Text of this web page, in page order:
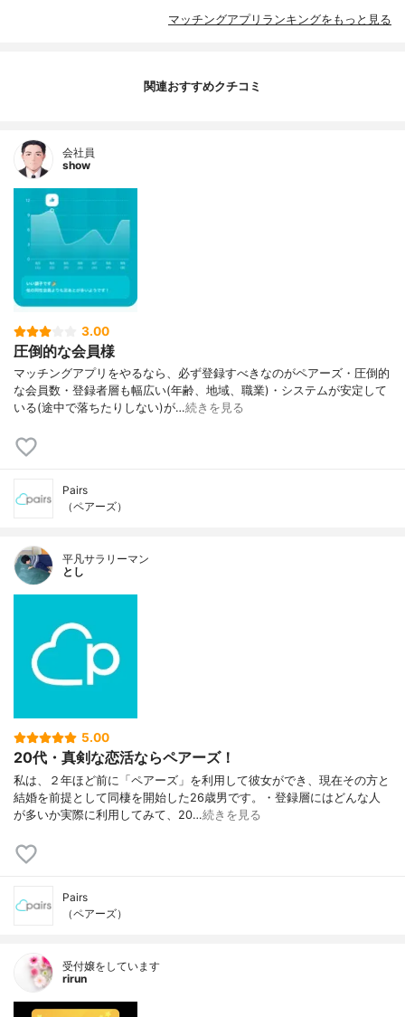
マッチングアプリランキングをもっと見る
関連おすすめクチコミ
会社員
show
3.00
圧倒的な会員様
マッチングアプリをやるなら、必ず登録すべきなのがペアーズ・圧倒的
な会員数・登録者層も幅広い(年齢、地域、職業)・システムが安定して
いる(途中で落ちたりしない)が…続きを見る
Pairs
（ペアーズ）
平凡サラリーマン
とし
5.00
20代・真剣な恋活ならペアーズ！
私は、２年ほど前に「ペアーズ」を利用して彼女ができ、現在その方と
結婚を前提として同棲を開始した26歳男です。・登録層にはどんな人
が多いか実際に利用してみて、20…続きを見る
Pairs
（ペアーズ）
受付嬢をしています
rirun